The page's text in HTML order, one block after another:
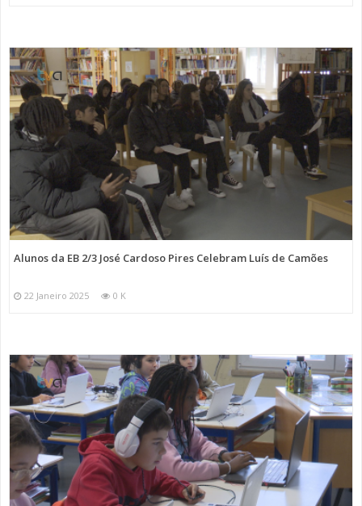
Alunos da EB 2/3 José Cardoso Pires Celebram Luís de Camões
22 Janeiro 2025 0 K